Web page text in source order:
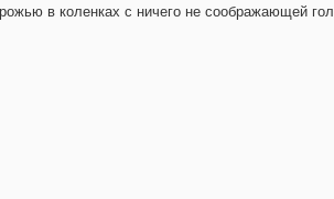
в коленках с ничего не соображающей